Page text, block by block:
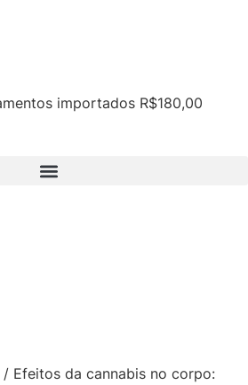
importados R$180,00
/ Efeitos da cannabis no corpo: